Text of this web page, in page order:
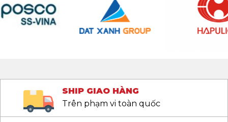
SHIP GIAO HÀNG
Trên phạm vi toàn quốc